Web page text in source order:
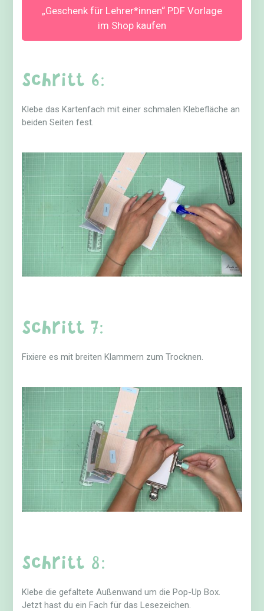
„Geschenk für Lehrer*innen“ PDF Vorlage
im Shop kaufen
Schritt 6:
Klebe das Kartenfach mit einer schmalen Klebefläche an
beiden Seiten fest.
Schritt 7:
Fixiere es mit breiten Klammern zum Trocknen.
Schritt 8:
Klebe die gefaltete Außenwand um die Pop-Up Box.
Jetzt hast du ein Fach für das Lesezeichen.